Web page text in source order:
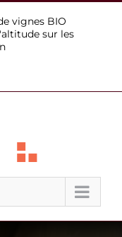
vignes BIO
sur les